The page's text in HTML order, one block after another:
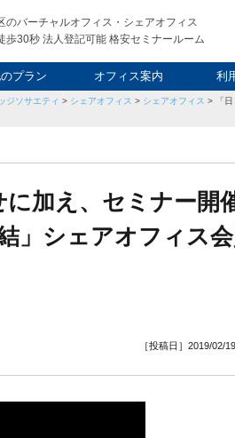
のバーチャルオフィス・シェアオフィス
歩30秒 法人登記可能 格安セミナールーム
プラン
オフィス
ークエンド
議室
オフィス案内 利
申
ジソサエティ > シェアオフィス > シェアオフィス >
「
に加え、セミナー開
」シェアオフィス
［投稿日］2019/02/